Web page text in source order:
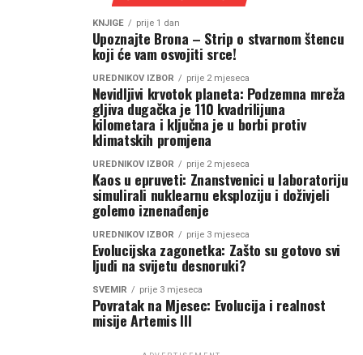
KNJIGE prije 1 dan
Upoznajte Brona – Strip o stvarnom štencu
koji će vam osvojiti srce!
UREDNIKOV IZBOR prije 2 mjeseca
Nevidljivi krvotok planeta: Podzemna mreža
gljiva dugačka je 110 kvadrilijuna
kilometara i ključna je u borbi protiv
klimatskih promjena
UREDNIKOV IZBOR prije 2 mjeseca
Kaos u epruveti: Znanstvenici u laboratoriju
simulirali nuklearnu eksploziju i doživjeli
golemo iznenađenje
UREDNIKOV IZBOR prije 3 mjeseca
Evolucijska zagonetka: Zašto su gotovo svi
ljudi na svijetu desnoruki?
SVEMIR prije 3 mjeseca
Povratak na Mjesec: Evolucija i realnost
misije Artemis III